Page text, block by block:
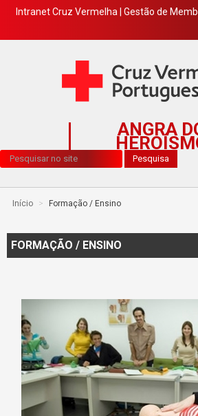
Intranet Cruz Vermelha Gestão de
ANGRA
Pesquisa... Pesquisa
Início > Formação / Ensino
FORMAÇÃO / ENSINO